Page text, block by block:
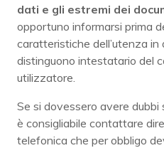
dati e gli estremi dei
opportuno informarsi prima
caratteristiche dell’utenza
distinguono intestatario del
utilizzatore.
Se si dovessero avere
è consigliabile contattare
telefonica che per obbligo